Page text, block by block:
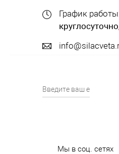
График
Мы в соц. сетях